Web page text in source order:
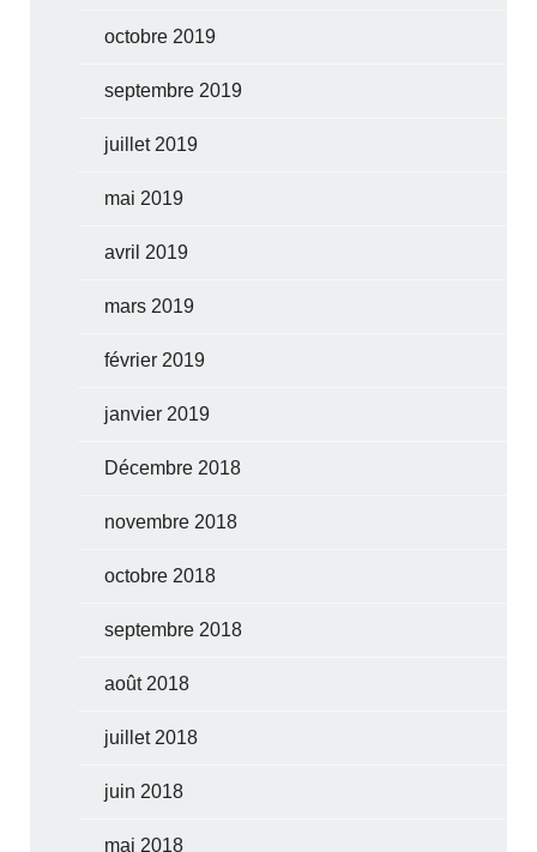
octobre 2019
septembre 2019
juillet 2019
mai 2019
avril 2019
mars 2019
février 2019
janvier 2019
Décembre 2018
novembre 2018
octobre 2018
septembre 2018
août 2018
juillet 2018
juin 2018
mai 2018